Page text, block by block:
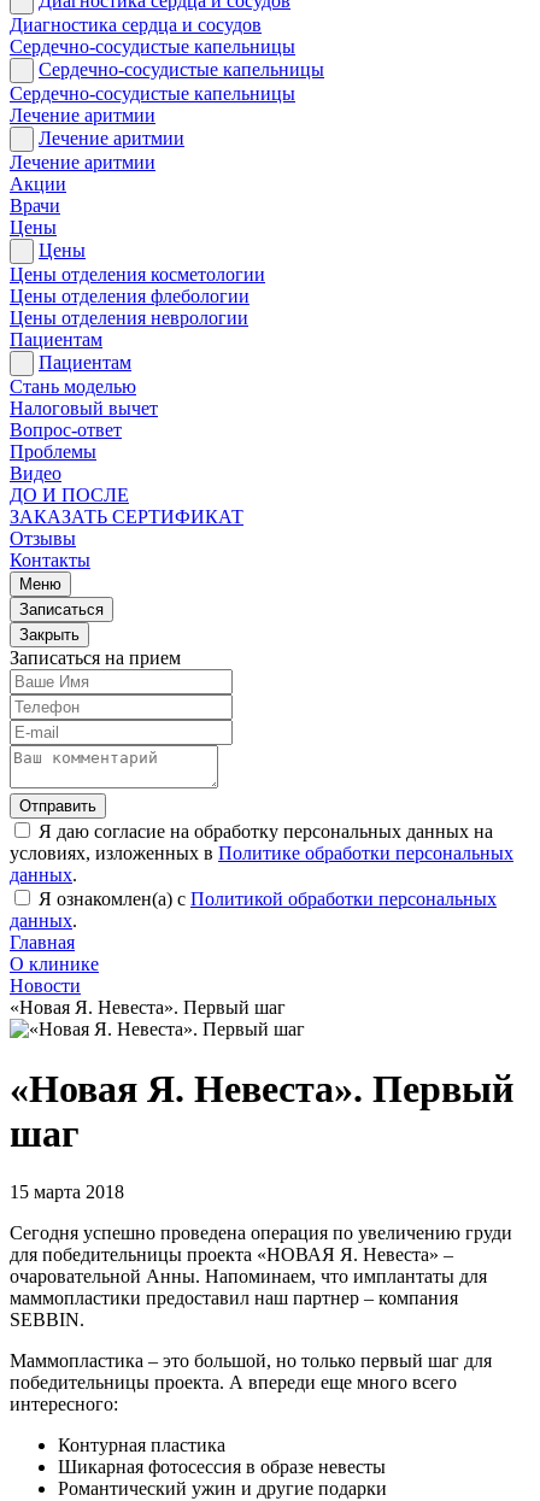
Диагностика сердца и сосудов
Сердечно-сосудистые капельницы
Сердечно-сосудистые капельницы
Сердечно-сосудистые капельницы
Лечение аритмии
Лечение аритмии
Лечение аритмии
Акции
Врачи
Цены
Цены
Цены отделения косметологии
Цены отделения флебологии
Цены отделения неврологии
Пациентам
Пациентам
Стань моделью
Налоговый вычет
Вопрос-ответ
Проблемы
Видео
ДО И ПОСЛЕ
ЗАКАЗАТЬ СЕРТИФИКАТ
Отзывы
Контакты
Меню
Записаться
Закрыть
Записаться на прием
Отправить
Я даю согласие на обработку персональных данных на
условиях, изложенных в Политике обработки персональных
данных.
Я ознакомлен(а) с Политикой обработки персональных
данных.
Главная
О клинике
Новости
«Новая Я. Невеста». Первый шаг
«Новая Я. Невеста». Первый
шаг
15 марта 2018
Сегодня успешно проведена операция по увеличению груди
для победительницы проекта «НОВАЯ Я. Невеста» –
очаровательной Анны. Напоминаем, что имплантаты для
маммопластики предоставил наш партнер – компания
SEBBIN.
Маммопластика – это большой, но только первый шаг для
победительницы проекта. А впереди еще много всего
интересного:
Контурная пластика
Шикарная фотосессия в образе невесты
Романтический ужин и другие подарки